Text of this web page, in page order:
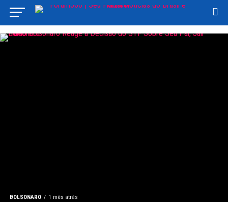
BOLSONARO 1 mês atrás